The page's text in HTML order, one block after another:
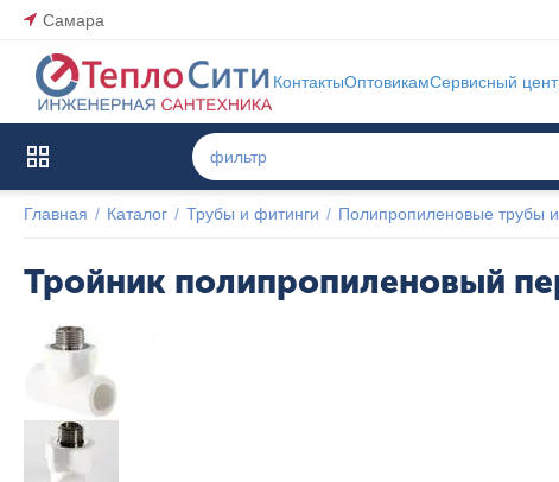
Самара
КонтактыОптовикамСервисный
Главная / Каталог / Трубы и фитинги / Полипропиленовые трубы
Тройник полипропиленовый
Популярный